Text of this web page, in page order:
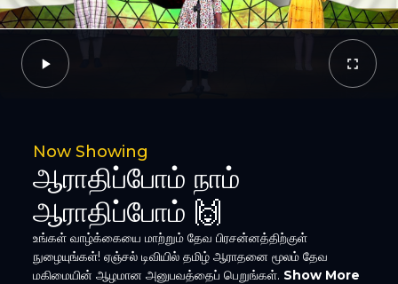
Now Showing
ஆராதிப்போம் நாம்
ஆராதிப்போம் 🙌
உங்கள் வாழ்க்கையை மாற்றும் தேவ பிரசன்னத்திற்குள்
நுழையுங்கள்! ஏஞ்சல் டிவியில் தமிழ் ஆராதனை மூலம் தேவ
மகிமையின் ஆழமான அனுபவத்தைப் பெறுங்கள். Show More
Facebook